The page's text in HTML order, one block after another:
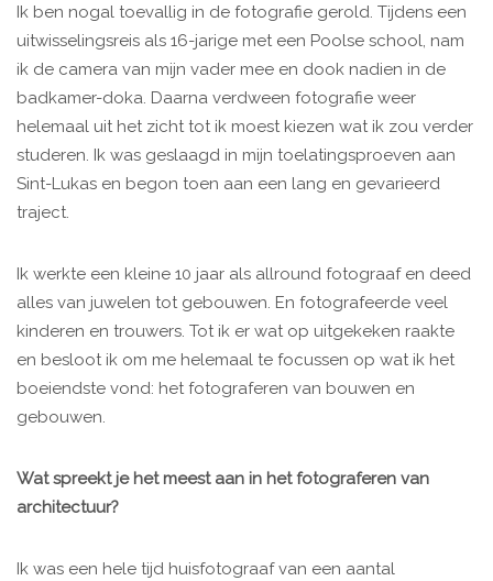
Ik ben nogal toevallig in de fotografie gerold. Tijdens een
uitwisselingsreis als 16-jarige met een Poolse school, nam
ik de camera van mijn vader mee en dook nadien in de
badkamer-doka. Daarna verdween fotografie weer
helemaal uit het zicht tot ik moest kiezen wat ik zou verder
studeren. Ik was geslaagd in mijn toelatingsproeven aan
Sint-Lukas en begon toen aan een lang en gevarieerd
traject.
Ik werkte een kleine 10 jaar als allround fotograaf en deed
alles van juwelen tot gebouwen. En fotografeerde veel
kinderen en trouwers. Tot ik er wat op uitgekeken raakte
en besloot ik om me helemaal te focussen op wat ik het
boeiendste vond: het fotograferen van bouwen en
gebouwen.
Wat spreekt je het meest aan in het fotograferen van
architectuur?
Ik was een hele tijd huisfotograaf van een aantal